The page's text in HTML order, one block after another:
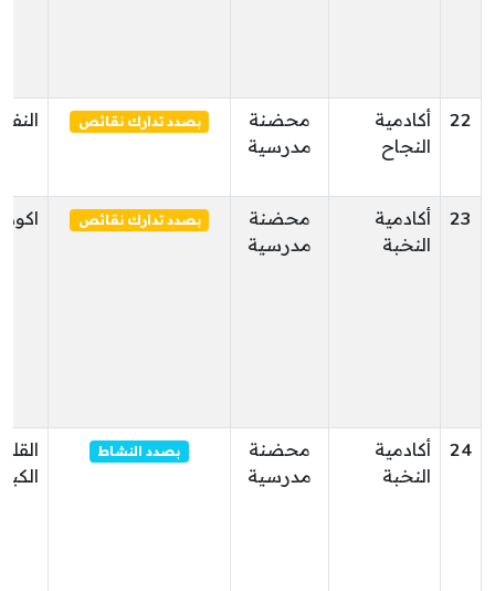
22
أكادمية
النجاح
محضنة
مدرسية
بصدد تدارك نقائص
23
أكادمية
النخبة
محضنة
مدرسية
بصدد تدارك نقائص
24
أكادمية
النخبة
محضنة
مدرسية
بصدد النشاط